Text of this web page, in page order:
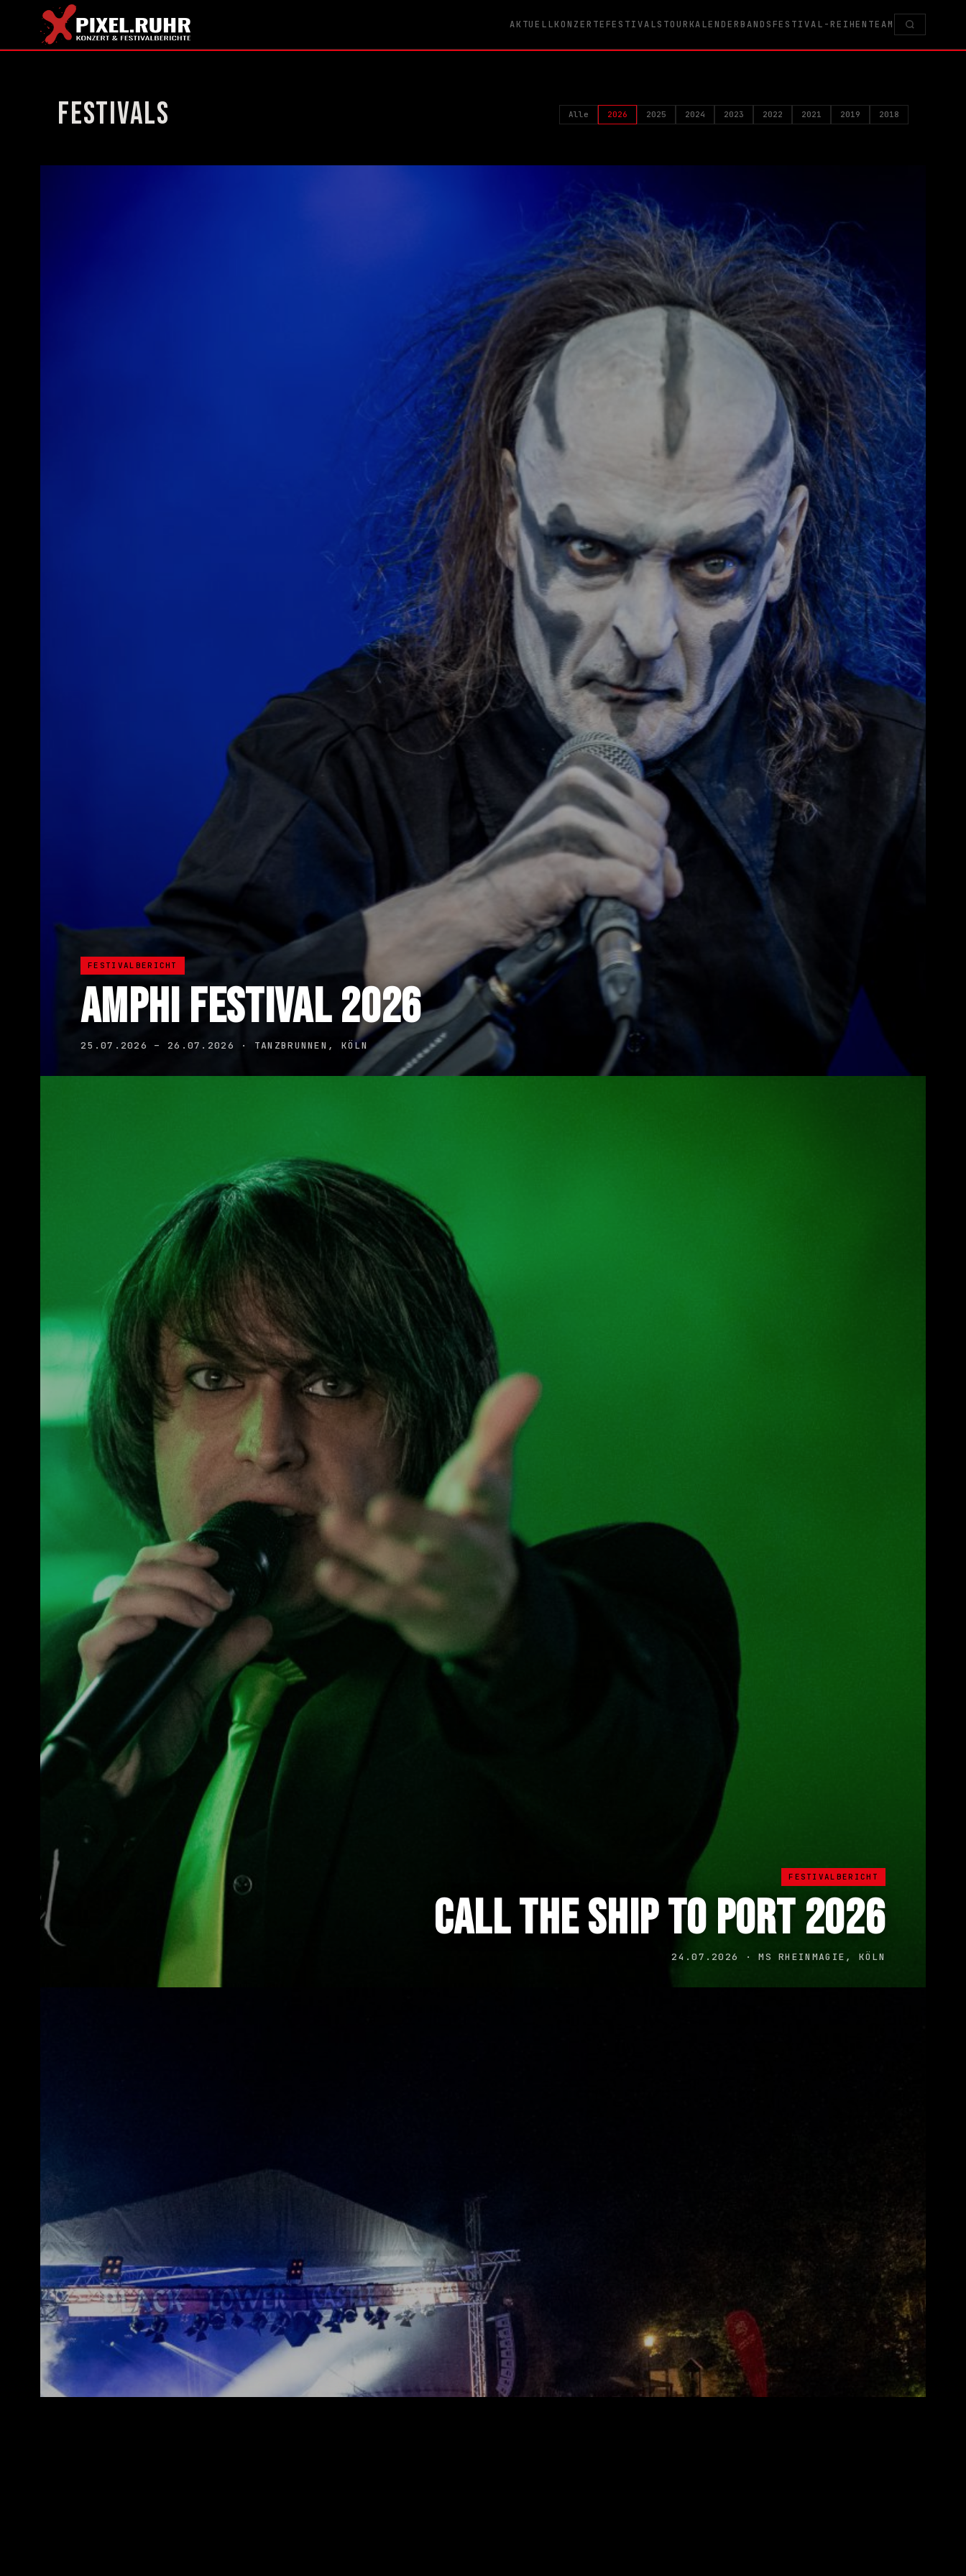
AKTUELLKONZERTEFESTIVALS TOURKALENDERBANDSFESTIVAL-REIHEN TEAM
Festivals Alle 2026 2025 2024 2023 2022 2021 2019 2018
FESTIVALBERICHT
AMPHI FESTIVAL 2026
25.07.2026 – 26.07.2026 · TANZBRUNNEN, KÖLN
FESTIVALBERICHT
CALL THE SHIP TO PORT 2026
24.07.2026 · MS RHEINMAGIE, KÖLN